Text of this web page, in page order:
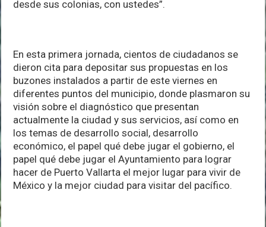
desde sus colonias, con ustedes”.
En esta primera jornada, cientos de ciudadanos se
dieron cita para depositar sus propuestas en los
buzones instalados a partir de este viernes en
diferentes puntos del municipio, donde plasmaron su
visión sobre el diagnóstico que presentan
actualmente la ciudad y sus servicios, así como en
los temas de desarrollo social, desarrollo
económico, el papel qué debe jugar el gobierno, el
papel qué debe jugar el Ayuntamiento para lograr
hacer de Puerto Vallarta el mejor lugar para vivir de
México y la mejor ciudad para visitar del pacífico.